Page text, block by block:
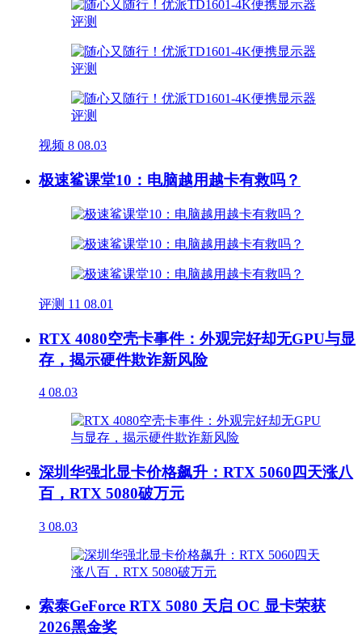
视频 8 08.03
极速鲨课堂10：电脑越用越卡有救吗？
评测 11 08.01
RTX 4080空壳卡事件：外观完好却无GPU与显
存，揭示硬件欺诈新风险
4 08.03
深圳华强北显卡价格飙升：RTX 5060四天涨八
百，RTX 5080破万元
3 08.03
索泰GeForce RTX 5080 天启 OC 显卡荣获
2026黑金奖